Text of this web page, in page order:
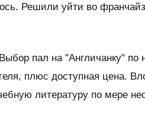
Решили уйти во
пал на "Англичанку"
плюс доступная цена.
литературу по мере